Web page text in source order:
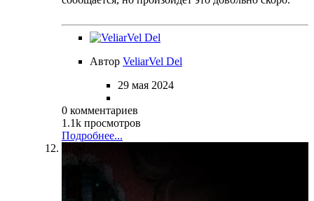
Автор VeliarVel Del
29 мая 2024
0 комментариев
1.1k просмотров
Подробнее...